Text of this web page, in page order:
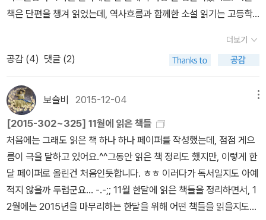
의 평화를 찾게 되어 얼마나 다행인지 모릅니다. 책 옆면을 잘펼
치면 엄마의 웃음을 볼수 있어 좋아요. 언제나 그리운 엄마의 맛~~
그림만 다시 봐도 울컥합니다. 웃기는 일이 아닌데도 그렇게 웃을
수 있었던건 서로가 사랑하고 행복했기 때문... 너무 당연하게 여겼던
을까요? 망가뜨려서라도 가지고 싶은 그릇된 욕망이 드러나는 대
목이예요. 아무래도 체코의 대표 맥주은 '필스너'를 만나니 반가웠
어요. 한국에도 수입되어 현지보다는 비싸지만 마실수 있다는것만으
로도 좋습니다. 다양한 생맥주~~~ 부럽~ 여름엔 맥주. 요즘 저는
기네스만 마시고 있어요. 딱 한캔이 적당. 저런 풍경 앞에서는 모든
술이 다 어울릴듯~~ 이 책을 읽은후 마구 정리했었는데, 그후로 6
개월이 지난 지금 다시 빈 자리는 버릴 물건으로 채워지는것 같아요.
^^;; 이런 나태한 마음을 다시 바로 잡고 다시 정리 들어갑니다. ㅋㅋ
책은 단편을 챙겨 읽었는데, 역사흐름과 함께한 소설 읽기는 고등학
라는 틀을 벗어나야 한다는 걸 확인했습니다. 새로운 작가를 만나는
즐거움도 맛본 한 해였습니다. 너도나도 칭찬하는 황정은 작가를, 저
도 사랑하게 되었고요, 가즈오 이시구로 작가는 행복한 독서 시간을
제게 만들어 주었습니다. 가즈오 이시구로 정말 멋진 작가에요. 서재
이웃분들께 아끼지 않고(?) 추천합니다. 올해는 여성 독자의 시선을
전보다 더 자각하게 되도록 도운 책을 많이 만났습니다. 매일 매일 배
우고 생각하고 달라지고 싶어요. 독서목록을 정리하고 보니 재미있게
즐겁게 (가끔은 울면서도) 읽은 책들이 많네요. 누가 뭐래도 제가 좋
아서 읽고 있어요. 내년에도 계속 읽어 가려고요.... 올해의 고전
올해의 책 올해의 만화 책 올해의
어린이 책
더보기
공감 (4) 댓글 (2)
보슬비 2015-12-04
[2015-302~325] 11월에 읽은 책들
처음에는 그래도 읽은 책 하나 하나 페이퍼를 작성했는데, 점점 게으
름이 극을 달하고 있어요.^^그동안 읽은 책 정리도 했지만, 이렇게 한
달 페이퍼로 올린건 처음인듯합니다. ㅎㅎ 이러다가 독서일지도 아예
적지 않을까 두렵군요... -.-;; 11월 한달에 읽은 책들을 정리하면서, 1
2월에는 2015년을 마무리하는 한달을 위해 어떤 책들을 읽을지도